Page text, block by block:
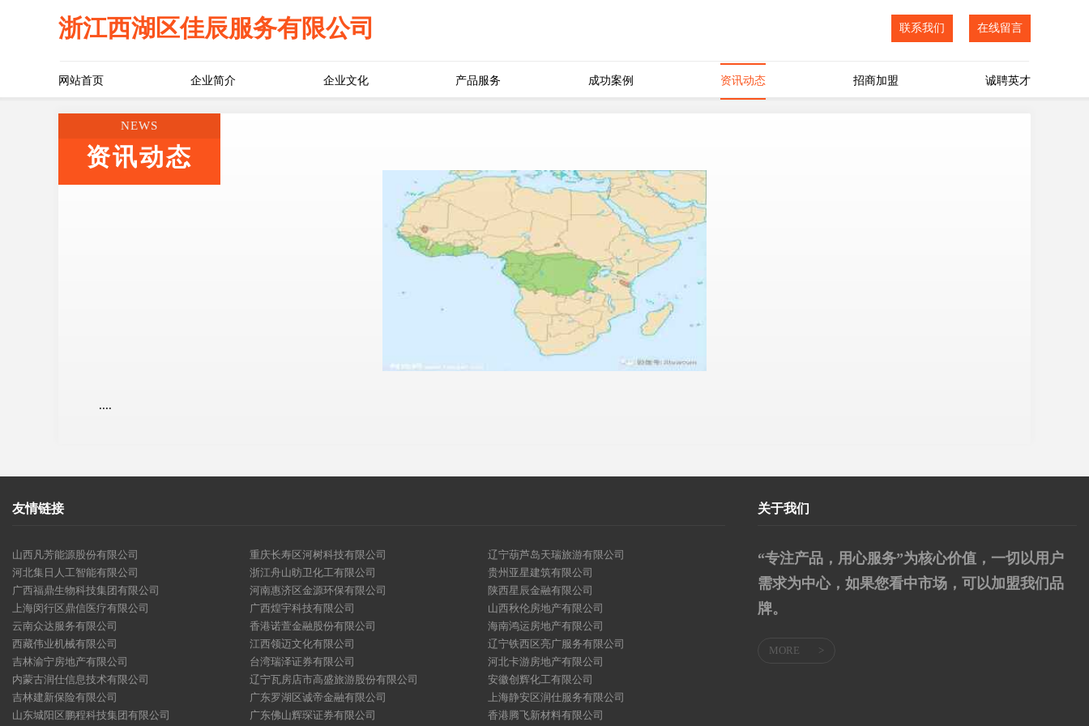
浙江西湖区佳辰服务有限公司 联系我们 在线留言
网站首页 企业简介 企业文化 产品服务 成功案例 资讯动态 招商加盟 诚聘英才
NEWS
资讯动态
....
友情链接
山西凡芳能源股份有限公司 重庆长寿区河树科技有限公司
辽宁葫芦岛天瑞旅游有限公司
河北集日人工智能有限公司
浙江舟山昉卫化工有限公司
贵州亚星建筑有限公司
广西福鼎生物科技集团有限公司
河南惠济区金源环保有限公司
陕西星辰金融有限公司
上海闵行区鼎信医疗有限公司
广西煌宇科技有限公司
山西秋伦房地产有限公司
云南众达服务有限公司
香港诺萱金融股份有限公司
海南鸿运房地产有限公司
西藏伟业机械有限公司
江西领迈文化有限公司
辽宁铁西区亮广服务有限公司
吉林渝宁房地产有限公司
台湾瑞泽证券有限公司
河北卡游房地产有限公司
内蒙古润仕信息技术有限公司
辽宁瓦房店市高盛旅游股份有限公司
安徽创辉化工有限公司
吉林建新保险有限公司
广东罗湖区诚帝金融有限公司
上海静安区润仕服务有限公司
山东城阳区鹏程科技集团有限公司
广东佛山辉琛证券有限公司 香港腾飞新材料有限公司
关于我们
“专注产品，用心服务”为核心价值，一切以用户
需求为中心，如果您看中市场，可以加盟我们品
牌。
MORE >